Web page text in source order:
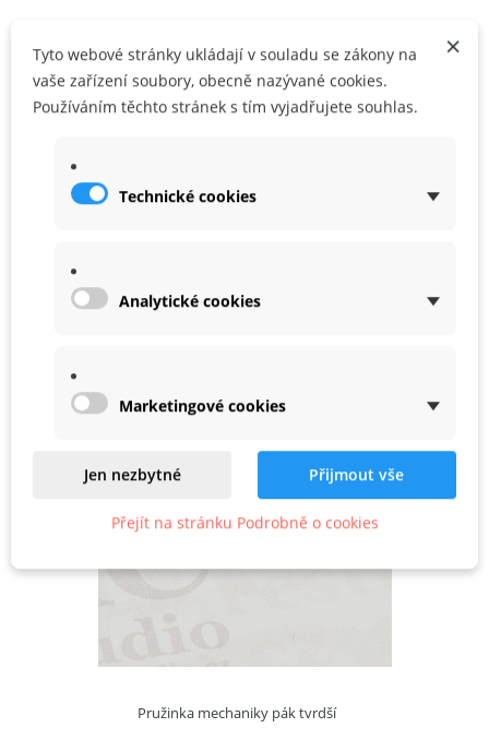
ZÁRUKA
Podobné
Produkty ve stejné kategorii
Pružinka mechaniky pák tvrdší
×
Tyto webové stránky ukládají v souladu se zákony na
vaše zařízení soubory, obecně nazývané cookies.
Používáním těchto stránek s tím vyjadřujete souhlas.
Technické cookies
Analytické cookies
Marketingové cookies
Jen nezbytné Přijmout vše
Přejít na stránku Podrobně o cookies